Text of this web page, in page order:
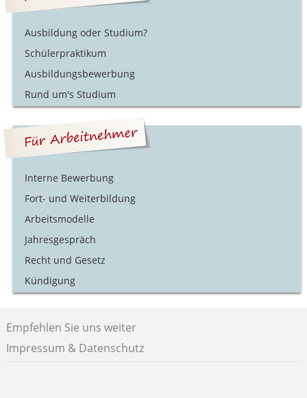
Ausbildung oder Studium?
Schülerpraktikum
Ausbildungsbewerbung
Rund um's Studium
Interne Bewerbung
Fort- und Weiterbildung
Arbeitsmodelle
Jahresgespräch
Recht und Gesetz
Kündigung
Empfehlen Sie uns weiter
Impressum & Datenschutz